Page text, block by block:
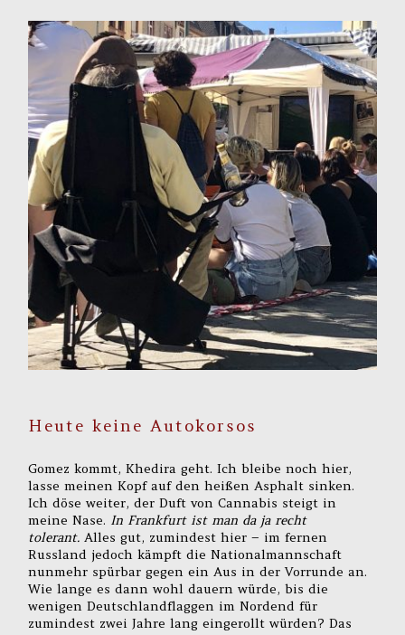
Heute keine Autokorsos
Gomez kommt, Khedira geht. Ich bleibe noch hier,
lasse meinen Kopf auf den heißen Asphalt sinken.
Ich döse weiter, der Duft von Cannabis steigt in
meine Nase. In Frankfurt ist man da ja recht
tolerant. Alles gut, zumindest hier – im fernen
Russland jedoch kämpft die Nationalmannschaft
nunmehr spürbar gegen ein Aus in der Vorrunde an.
Wie lange es dann wohl dauern würde, bis die
wenigen Deutschlandflaggen im Nordend für
zumindest zwei Jahre lang eingerollt würden? Das